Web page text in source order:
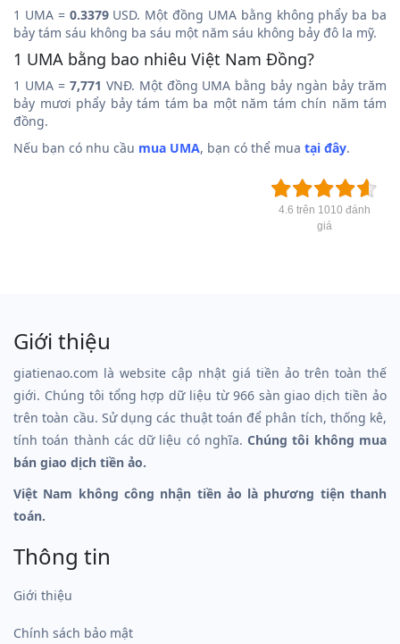
1 UMA = 0.3379USD. Một đồng UMA bằng không phẩy ba ba
bảy tám sáu không ba sáu một năm sáu không bảy đô la mỹ.
1 UMA bằng bao nhiêu Việt Nam Đồng?
1 UMA = 7,771 VNĐ. Một đồng UMA bằng bảy ngàn bảy trăm
bảy mươi phẩy bảy tám tám ba một năm tám chín năm tám
đồng.
Nếu bạn có nhu cầu mua UMA, bạn có thể mua tại đây.
4.6 trên 1010 đánh
giá
Giới thiệu
giatienao.com là website cập nhật giá tiền ảo trên toàn thế
giới. Chúng tôi tổng hợp dữ liệu từ 966 sàn giao dịch tiền ảo
trên toàn cầu. Sử dụng các thuật toán để phân tích, thống kê,
tính toán thành các dữ liệu có nghĩa.Chúng tôi không mua
bán giao dịch tiền ảo.
Việt Nam không công nhận tiền ảo là phương tiện thanh
toán.
Thông tin
Giới thiệu
Chính sách bảo mật